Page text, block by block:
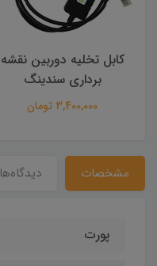
کابل تخلیه دوربین نقشه
برداری سندینگ
3,400,000 تومان
مشخصات دیدگاه‌ها
پورت